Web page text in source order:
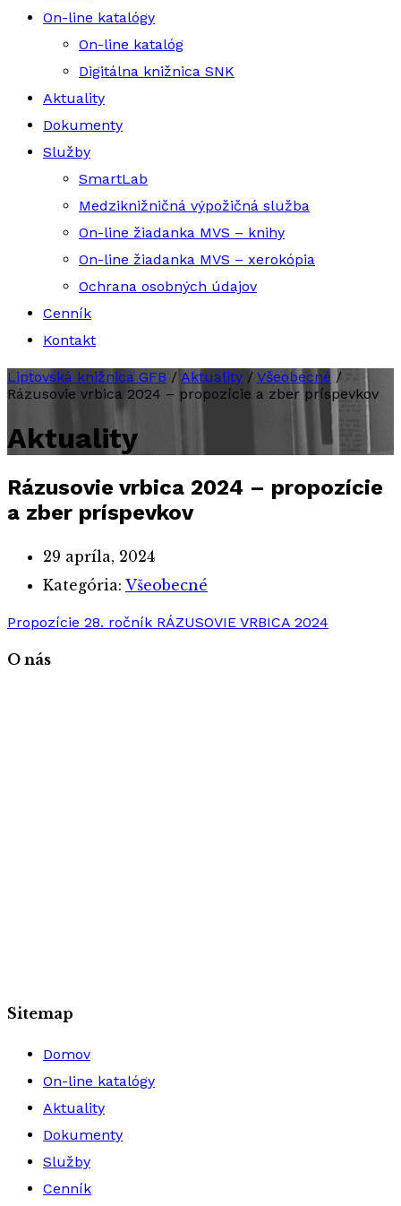
On-line katalógy
On-line katalóg
Digitálna knižnica SNK
Aktuality
Dokumenty
Služby
SmartLab
Medziknižničná výpožičná služba
On-line žiadanka MVS – knihy
On-line žiadanka MVS – xerokópia
Ochrana osobných údajov
Cenník
Kontakt
Liptovská knižnica GFB / Aktuality / Všeobecné /
Rázusovie vrbica 2024 – propozície a zber príspevkov
Aktuality
Rázusovie vrbica 2024 – propozície
a zber príspevkov
29 apríla, 2024
Kategória: Všeobecné
Propozície 28. ročník RÁZUSOVIE VRBICA 2024
O nás
Sitemap
Domov
On-line katalógy
Aktuality
Dokumenty
Služby
Cenník